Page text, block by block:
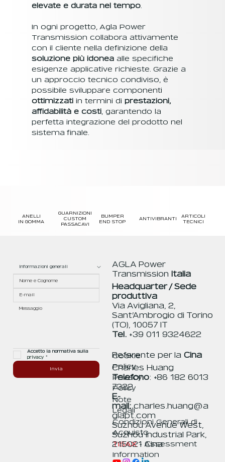
elevate e durata nel tempo.
In ogni progetto, Agla Power
Transmission collabora attivamente
con il cliente nella definizione della
soluzione più idoneaalle specifiche
esigenze applicative richieste. Grazie a
un approccio tecnico condiviso, è
possibile sviluppare componenti
ottimizzatiin termini di prestazioni,
affidabilità e costi, garantendo la
perfetta integrazione del prodotto nel
sistema finale.
ANELLI
IN GOMMA
GUARNIZIONI
CUSTOM
PASSACAVI
BUMPER
END STOP
ANTIVIBRANTI
ARTICOLI
TECNICI
Accetto la normativa sulla
privacy *
Invia
Cookie
Policy
Privacy
Policy
Note
Legali
Condizioni Generali di
Acquisto
TISAX- Assessment
Information
AGLA Power
Transmission
Italia
Headquarter / Sede
produttiva
Via Avigliana, 2,
Sant’Ambrogio di Torino
(TO), 10057 IT
Tel. +39 011 9324622
Referente per la Cina
Charles Huang
Telefono: +86 182 6013
7322
E-
mail: charles.huang@a
glapt.com
Suzhou Avenue West,
Suzhou Industrial Park,
215021 Cina